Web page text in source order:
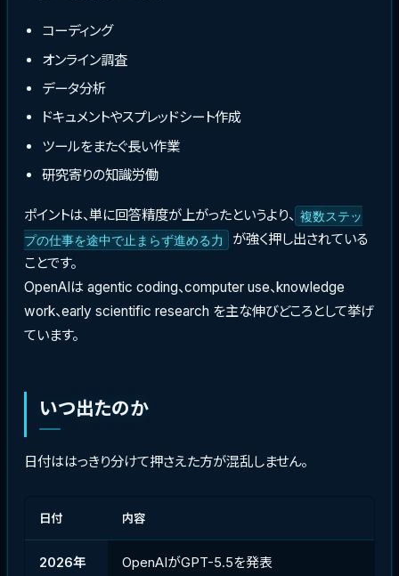
コーディング
オンライン調査
データ分析
ドキュメントやスプレッドシート作成
ツールをまたぐ長い作業
研究寄りの知識労働
ポイントは、単に回答精度が上がったというより、 複数ステッ
プの仕事を途中で止まらず進める力
が強く押し出されている
ことです。
OpenAIは agentic coding、computer use、knowledge
work、early scientific research を主な伸びどころとして挙げ
ています。
いつ出たのか
日付ははっきり分けて押さえた方が混乱しません。
日付 内容
2026年
OpenAIがGPT-5.5を発表